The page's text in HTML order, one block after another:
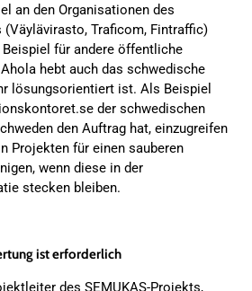
an den Organisationen des
Traficom, Fintraffic)
für andere öffentliche
hebt auch das schwedische
lösungsorientiert ist. Als Beispiel
der schwedischen
den Auftrag hat, einzugreifen
Projekten für einen sauberen
wenn diese in der
stecken bleiben.
ist erforderlich
des SEMUKAS-Projekts,